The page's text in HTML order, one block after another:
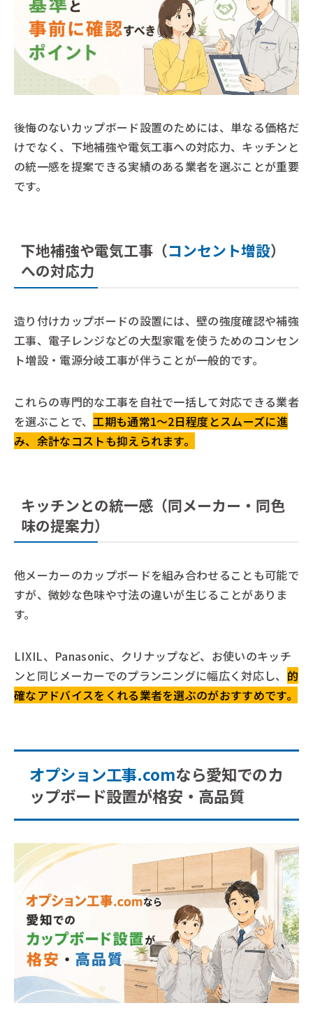
後悔のないカップボード設置のためには、単なる価格だ
けでなく、下地補強や電気工事への対応力、キッチンと
の統一感を提案できる実績のある業者を選ぶことが重要
です。
下地補強や電気工事（コンセント増設）
への対応力
造り付けカップボードの設置には、壁の強度確認や補強
工事、電子レンジなどの大型家電を使うためのコンセン
ト増設・電源分岐工事が伴うことが一般的です。
これらの専門的な工事を自社で一括して対応できる業者
を選ぶことで、工期も通常1〜2日程度とスムーズに進
み、余計なコストも抑えられます。
キッチンとの統一感（同メーカー・同色
味の提案力）
他メーカーのカップボードを組み合わせることも可能で
すが、微妙な色味や寸法の違いが生じることがありま
す。
LIXIL、Panasonic、クリナップなど、お使いのキッチ
ンと同じメーカーでのプランニングに幅広く対応し、 的
確なアドバイスをくれる業者を選ぶのがおすすめです。
オプション工事.comなら愛知でのカ
ップボード設置が格安・高品質